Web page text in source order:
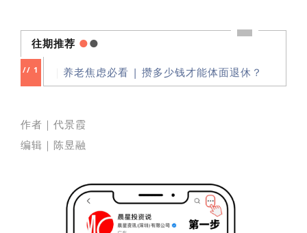
往期推荐 ●●
// 1 养老焦虑必看 | 攒多少钱才能体面退休？
作者｜代景霞
编辑｜陈昱融